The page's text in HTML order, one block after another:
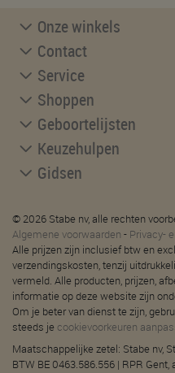
Onze winkels
Contact
Service
Shoppen
Geboortelijsten
Keuzehulpen
Gidsen
© 2026 Stabe nv, alle rechten
Algemene voorwaarden - Privacy-
Alle prijzen zijn inclusief btw en
verzendingskosten, tenzij
vermeld. Alle producten, prijzen,
informatie op deze website zijn
Om je beter van dienst te zijn,
steeds je cookievoorkeuren
Maatschappelijke zetel: Stabe nv,
BTW BE 0463.586.556 | RPR